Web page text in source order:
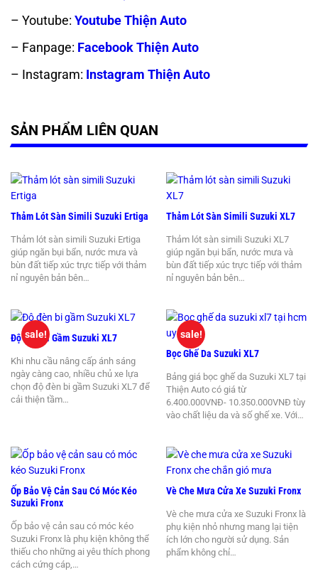
– Youtube: Youtube Thiện Auto
– Fanpage: Facebook Thiện Auto
– Instagram: Instagram Thiện Auto
SẢN PHẨM LIÊN QUAN
Thảm Lót Sàn Simili Suzuki Ertiga
Thảm lót sàn simili Suzuki Ertiga
giúp ngăn bụi bẩn, nước mưa và
bùn đất tiếp xúc trực tiếp với thảm
nỉ nguyên bản bên…
Thảm Lót Sàn Simili Suzuki XL7
Thảm lót sàn simili Suzuki XL7
giúp ngăn bụi bẩn, nước mưa và
bùn đất tiếp xúc trực tiếp với thảm
nỉ nguyên bản bên…
Độ Đèn Bi Gầm Suzuki XL7
Khi nhu cầu nâng cấp ánh sáng
ngày càng cao, nhiều chủ xe lựa
chọn độ đèn bi gầm Suzuki XL7 để
cải thiện tầm…
sale!
Bọc Ghế Da Suzuki XL7
Bảng giá bọc ghế da Suzuki XL7 tại
Thiện Auto có giá từ
6.400.000VNĐ- 10.350.000VNĐ tùy
vào chất liệu da và số ghế xe. Với…
sale!
Ốp Bảo Vệ Cản Sau Có Móc Kéo
Suzuki Fronx
Ốp bảo vệ cản sau có móc kéo
Suzuki Fronx là phụ kiện không thể
thiếu cho những ai yêu thích phong
cách cứng cáp,…
Vè Che Mưa Cửa Xe Suzuki Fronx
Vè che mưa cửa xe Suzuki Fronx là
phụ kiện nhỏ nhưng mang lại tiện
ích lớn cho người sử dụng. Sản
phẩm không chỉ…